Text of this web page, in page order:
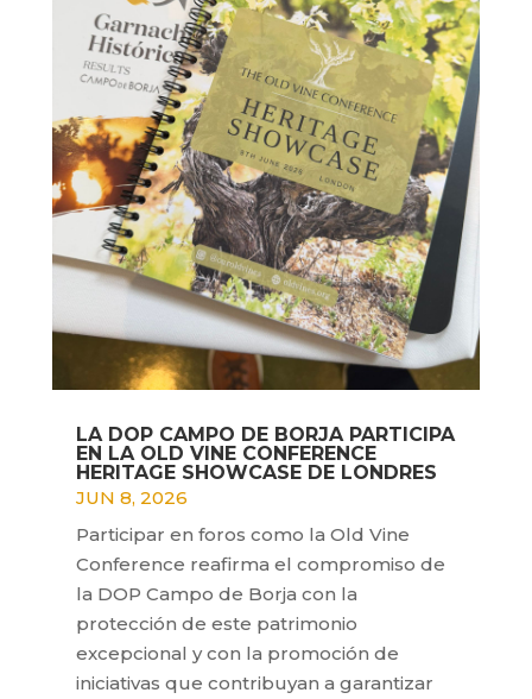
LA DOP CAMPO DE BORJA PARTICIPA
EN LA OLD VINE CONFERENCE
HERITAGE SHOWCASE DE LONDRES
JUN 8, 2026
Participar en foros como la Old Vine
Conference reafirma el compromiso de
la DOP Campo de Borja con la
protección de este patrimonio
excepcional y con la promoción de
iniciativas que contribuyan a garantizar